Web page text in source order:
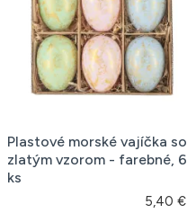
Plastové morské vajíčka so
zlatým vzorom - farebné, 6
ks
5,40 €